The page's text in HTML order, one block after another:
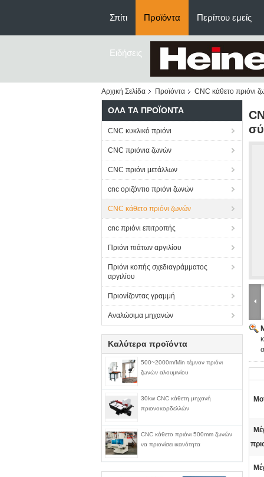
Σπίτι Προϊόντα Περίπου εμείς
Ειδήσεις
Αρχική Σελίδα Προϊόντα CNC κάθετο πριόνι
ΌΛΑ ΤΑ ΠΡΟΪΌΝΤΑ
CNC κυκλικό πριόνι
CNC πριόνια ζωνών
CNC πριόνι μετάλλων
cnc οριζόντιο πριόνι ζωνών
CNC κάθετο πριόνι ζωνών
cnc πριόνι επιτροπής
Πριόνι πιάτων αργιλίου
Πριόνι κοπής σχεδιαγράμματος
αργιλίου
Πριονίζοντας γραμμή
Αναλώσιμα μηχανών
Καλύτερα προϊόντα
500~2000m/Min τέμνον πριόνι
ζωνών αλουμινίου
30kw CNC κάθετη μηχανή
πριονοκορδελλών
CNC κάθετο πριόνι 500mm ζωνών
να πριονίσει ικανότητα